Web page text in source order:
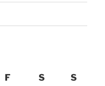
F S S